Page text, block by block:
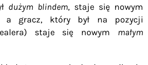
dużym blindem, staje się nowym
a gracz, który był na pozycji
staje się nowym małym